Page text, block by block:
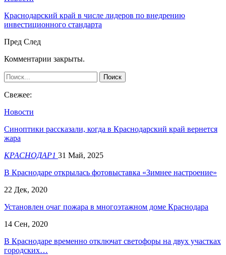
Краснодарский край в числе лидеров по внедрению
инвестиционного стандарта
Пред След
Комментарии закрыты.
Свежее:
Новости
Синоптики рассказали, когда в Краснодарский край вернется
жара
КРАСНОДАР1 31 Май, 2025
В Краснодаре открылась фотовыставка «Зимнее настроение»
22 Дек, 2020
Установлен очаг пожара в многоэтажном доме Краснодара
14 Сен, 2020
В Краснодаре временно отключат светофоры на двух участках
городских…